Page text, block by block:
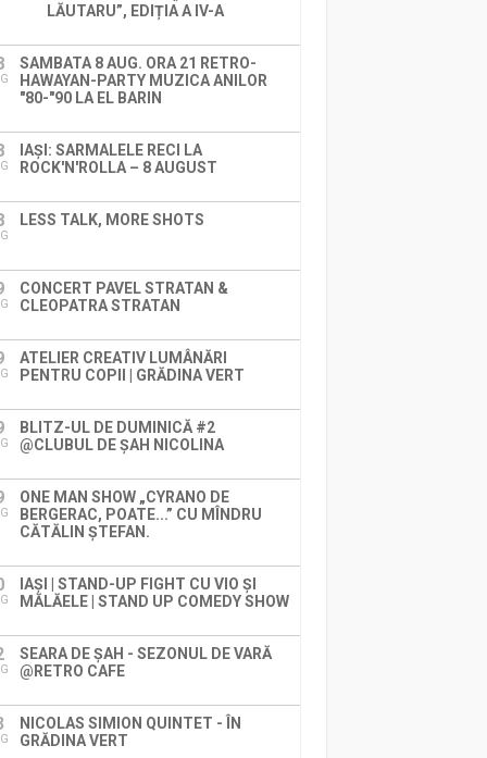
LĂUTARU”, EDIȚIA A IV-A
SAMBATA 8 AUG. ORA 21 RETRO-
HAWAYAN-PARTY MUZICA ANILOR
"80-"90 LA EL BARIN
IAȘI: SARMALELE RECI LA
ROCK'N'ROLLA – 8 AUGUST
LESS TALK, MORE SHOTS
CONCERT PAVEL STRATAN &
CLEOPATRA STRATAN
ATELIER CREATIV LUMÂNĂRI
PENTRU COPII | GRĂDINA VERT
BLITZ-UL DE DUMINICĂ #2
@CLUBUL DE ȘAH NICOLINA
ONE MAN SHOW „CYRANO DE
BERGERAC, POATE...” CU MÎNDRU
CĂTĂLIN ȘTEFAN.
IAȘI | STAND-UP FIGHT CU VIO ȘI
MĂLĂELE | STAND UP COMEDY SHOW
SEARA DE ȘAH - SEZONUL DE VARĂ
@RETRO CAFE
NICOLAS SIMION QUINTET - ÎN
GRĂDINA VERT